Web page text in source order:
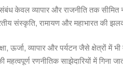
केवल व्यापार और राजनीति तक सीमित
संस्कृति, रामायण और महाभारत की
ऊर्जा, व्यापार और पर्यटन जैसे क्षेत्रों में
रणनीतिक साझेदारियों में गिना